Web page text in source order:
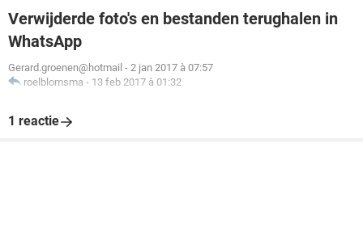
Verwijderde foto's en bestanden terughalen in
WhatsApp
Gerard.groenen@hotmail - 2 jan 2017 à 07:57
roelblomsma - 13 feb 2017 à 01:32
1 reactie